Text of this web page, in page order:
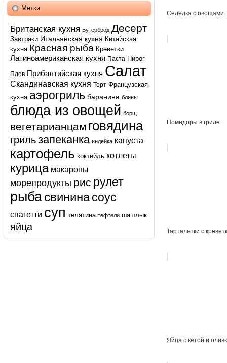
Метки
Британская кухня Бутерброд Десерт
Завтраки Итальянская кухня Китайская
кухня Красная рыба Креветки
Латиноамериканская кухня Паста Пирог
Плов Прибалтийская кухня Салат
Скандинавская кухня Торт Французская
кухня аэрогриль баранина блины
блюда из овощей борщ
вегетарианцам говядина
грильзапеканка индейка капуста
картофель коктейль котлеты
курица макароны
морепродукты рис рулет
рыбасвининасоус
спагетти суп телятина тефтели шашлык
яйца
Селедка с овощами
Помидоры в гриле
Тарталетки с
Яйца с кетой и